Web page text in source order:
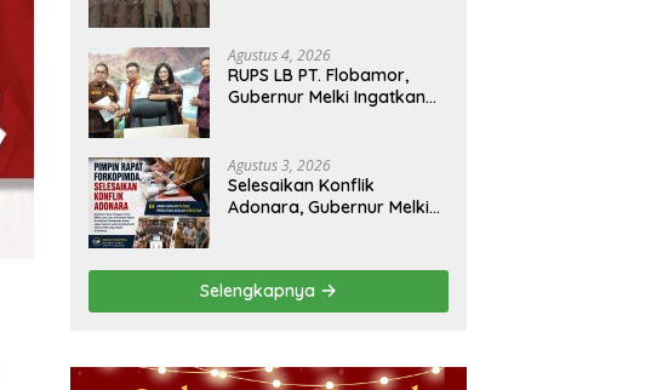
Agustus 4, 2026
RUPS LB PT. Flobamor,
Gubernur Melki Ingatkan
Fondasinya Belum Kuat
Agustus 3, 2026
Selesaikan Konflik
Adonara, Gubernur Melki
Selengkapnya